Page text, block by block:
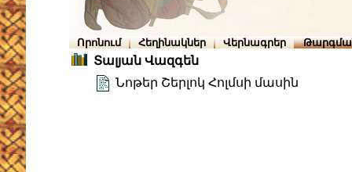
Որոնում Հեղինակներ Վերնագրեր
Տալյան Վազգեն
Նոթեր Շերլոկ Հոլմսի մասին